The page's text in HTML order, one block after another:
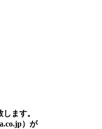
ます。
）が